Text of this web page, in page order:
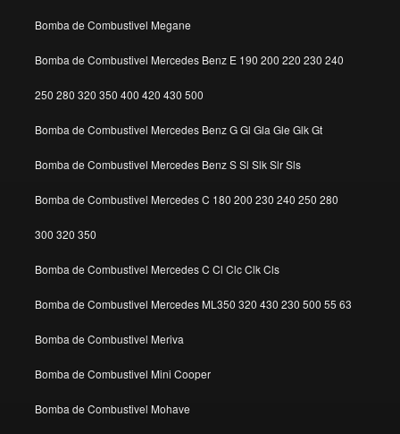
Bomba de Combustivel Megane
Bomba de Combustivel Mercedes Benz E 190 200 220 230 240
250 280 320 350 400 420 430 500
Bomba de Combustivel Mercedes Benz G Gl Gla Gle Glk Gt
Bomba de Combustivel Mercedes Benz S Sl Slk Slr Sls
Bomba de Combustivel Mercedes C 180 200 230 240 250 280
300 320 350
Bomba de Combustivel Mercedes C Cl Clc Clk Cls
Bomba de Combustivel Mercedes ML350 320 430 230 500 55 63
Bomba de Combustivel Meriva
Bomba de Combustivel Mini Cooper
Bomba de Combustivel Mohave